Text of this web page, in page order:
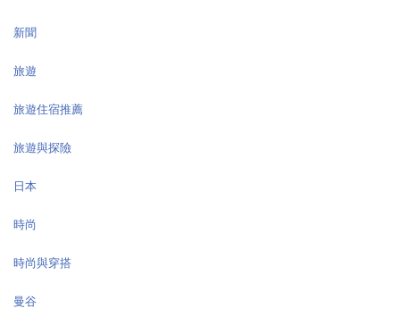
新聞
旅遊
旅遊住宿推薦
旅遊與探險
日本
時尚
時尚與穿搭
曼谷